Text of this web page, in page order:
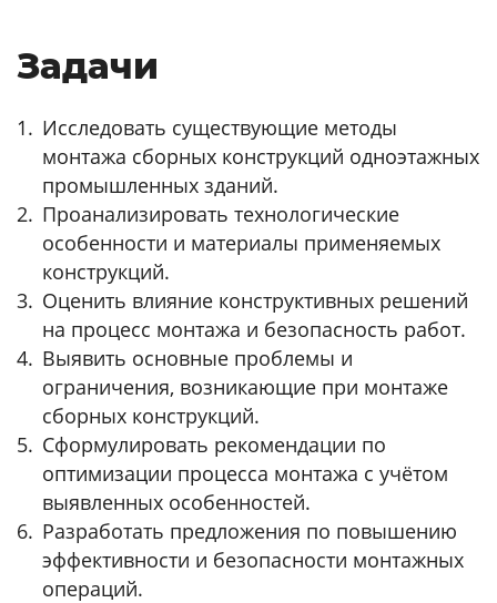
Задачи
Исследовать существующие методы
монтажа сборных конструкций одноэтажных
промышленных зданий.
Проанализировать технологические
особенности и материалы применяемых
конструкций.
Оценить влияние конструктивных решений
на процесс монтажа и безопасность работ.
Выявить основные проблемы и
ограничения, возникающие при монтаже
сборных конструкций.
Сформулировать рекомендации по
оптимизации процесса монтажа с учётом
выявленных особенностей.
Разработать предложения по повышению
эффективности и безопасности монтажных
операций.